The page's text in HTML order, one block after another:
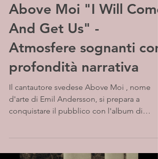
Above Moi "I Will Come
And Get Us" -
Atmosfere sognanti con
profondità narrativa
Il cantautore svedese Above Moi , nome
d'arte di Emil Andersson, si prepara a
conquistare il pubblico con l'album di